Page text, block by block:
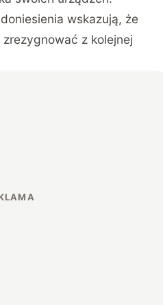
wskazują, że
zrezygnować z kolejnej